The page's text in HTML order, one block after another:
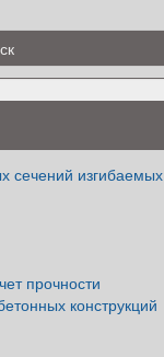
сечений изгибаемых
прочности
конструкций